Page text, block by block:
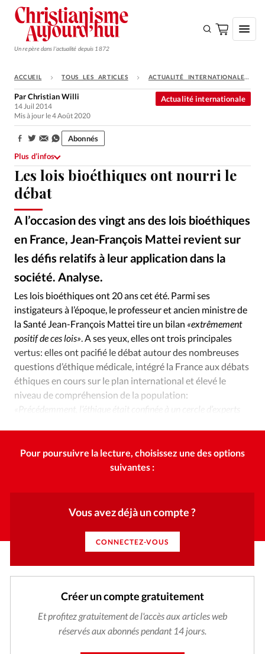
Un repère dans l'actualité depuis 1872
S'ABONNER
Monde
Opinions
Tous les articles
Faire un don
Emploi
Se connecter
Édition: Internationale
RUBRIQUES
Tous les articles
Actualité chrétienne
Actualité internationale
Chronique
Culture
Dossier
Eglises Foi Génération réveil
Monde
Opinions
Publireportage
Relations Aujourd'hui
Société
Tour du monde des Eglises
Trait d'Ixène
Vie Intérieure
ACCUEIL TOUS LES ARTICLES ACTUALITÉ INTERNATIONALE
Les lois bioéthiques ont nourri le
débat
A l’occasion des vingt ans des lois bioéthiques
en France, Jean-François Mattei revient sur
les défis relatifs à leur application dans la
société. Analyse.
Actualité internationale
ParChristian Willi
14 Juil 2014
Mis à jour le 4 Août 2020
Partager:
Abonnés
Plus d’infos
Les lois bioéthiques ont 20 ans cet été. Parmi ses
instigateurs à l’époque, le professeur et ancien ministre de
la Santé Jean-François Mattei tire un bilan «extrêmement
positif de ces lois» . A ses yeux, elles ont trois principales
vertus: elles ont pacifié le débat autour des nombreuses
questions d’éthique médicale, intégré la France aux débats
éthiques en cours sur le plan international et élevé le
niveau de compréhension de la population:
«Précédemment, l’éthique était confinée à un cercle d’experts
Pour poursuivre la lecture, choisissez une des options
suivantes :
Vous avez déjà un compte ?
CONNECTEZ-VOUS
Créer un compte gratuitement
Et profitez gratuitement de l'accès aux articles web
réservés aux abonnés pendant 14 jours.